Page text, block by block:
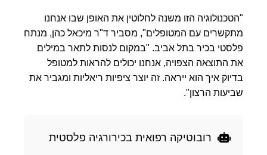
"הטכנולוגיה הזו משנה לחלוטין את האופן שבו אנחנו
מתקשרים עם המטופלים", מסביר ד"ר מיכאל כהן, מנתח
פלסטי בכיר בתל אביב. "במקום לנסות לתאר במילים
את התוצאה הצפויה, אנחנו יכולים להראות למטופל
בדיוק איך הוא ייראה. זה יוצר ציפיות ריאליות ומגביר את
שביעות הרצון".
רובוטיקה רפואית בכירורגיה פלסטית